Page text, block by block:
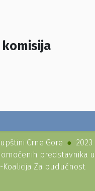
Crne Gore
2023
predstavnika u
Za budućnost